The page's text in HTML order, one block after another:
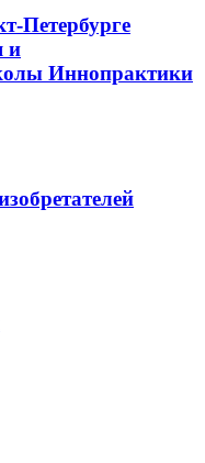
Петербурге
и
Иннопрактики